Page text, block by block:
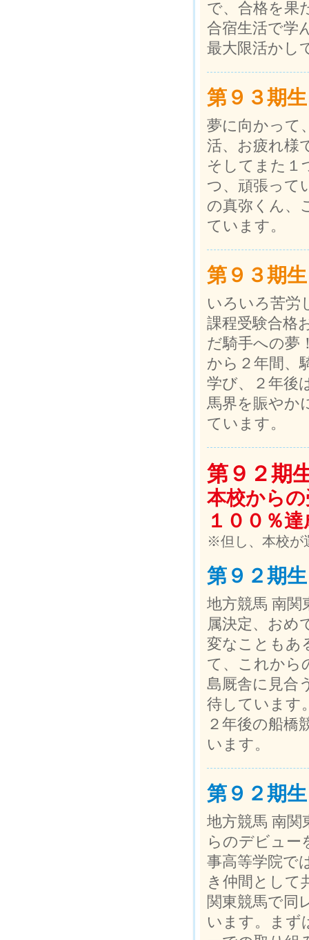
で、合格を果
合宿生活で学
最大限活かし
第９３期生
夢に向かって
活、お疲れ様
そしてまた１
つ、頑張って
の真弥くん、
ています。
第９３期生
いろいろ苦労
課程受験合格
だ騎手への夢
から２年間、
学び、２年後
馬界を賑やか
ています。
第９２期
本校から
１００％達
※但し、本校が
第９２期生
地方競馬 南関
属決定、おめ
変なこともあ
て、これから
島厩舎に見合
待しています
２年後の船橋
います。
第９２期生
地方競馬 南関
らのデビュー
事高等学院で
き仲間として
関東競馬で同
います。まず